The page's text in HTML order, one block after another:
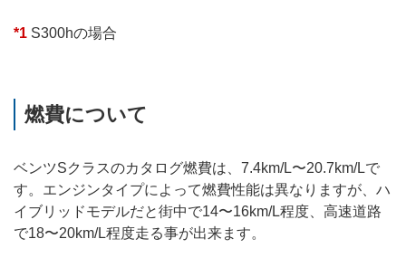
*1 S300hの場合
燃費について
ベンツSクラスのカタログ燃費は、7.4km/L〜20.7km/Lで
す。エンジンタイプによって燃費性能は異なりますが、ハ
イブリッドモデルだと街中で14〜16km/L程度、高速道路
で18〜20km/L程度走る事が出来ます。